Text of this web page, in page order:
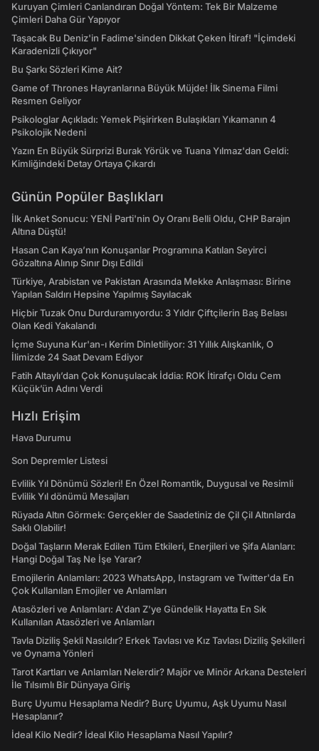
Kuruyan Çimleri Canlandıran Doğal Yöntem: Tek Bir Malzeme
Çimleri Daha Gür Yapıyor
Taşacak Bu Deniz'in Fadime'sinden Dikkat Çeken İtiraf! "İçimdeki
Karadenizli Çıkıyor"
Bu Şarkı Sözleri Kime Ait?
Game of Thrones Hayranlarına Büyük Müjde! İlk Sinema Filmi
Resmen Geliyor
Psikologlar Açıkladı: Yemek Pişirirken Bulaşıkları Yıkamanın 4
Psikolojik Nedeni
Yazın En Büyük Sürprizi Burak Yörük ve Tuana Yılmaz'dan Geldi:
Kimliğindeki Detay Ortaya Çıkardı
Günün Popüler Başlıkları
İlk Anket Sonucu: YENİ Parti'nin Oy Oranı Belli Oldu, CHP Barajın
Altına Düştü!
Hasan Can Kaya’nın Konuşanlar Programına Katılan Seyirci
Gözaltına Alınıp Sınır Dışı Edildi
Türkiye, Arabistan ve Pakistan Arasında Mekke Anlaşması: Birine
Yapılan Saldırı Hepsine Yapılmış Sayılacak
Hiçbir Tuzak Onu Durduramıyordu: 3 Yıldır Çiftçilerin Baş Belası
Olan Kedi Yakalandı
İçme Suyuna Kur'an-ı Kerim Dinletiliyor: 31 Yıllık Alışkanlık, O
İlimizde 24 Saat Devam Ediyor
Fatih Altaylı’dan Çok Konuşulacak İddia: ROK İtirafçı Oldu Cem
Küçük’ün Adını Verdi
Hızlı Erişim
Hava Durumu
Son Depremler Listesi
Evlilik Yıl Dönümü Sözleri! En Özel Romantik, Duygusal ve Resimli
Evlilik Yıl dönümü Mesajları
Rüyada Altın Görmek: Gerçekler de Saadetiniz de Çil Çil Altınlarda
Saklı Olabilir!
Doğal Taşların Merak Edilen Tüm Etkileri, Enerjileri ve Şifa Alanları:
Hangi Doğal Taş Ne İşe Yarar?
Emojilerin Anlamları: 2023 WhatsApp, Instagram ve Twitter'da En
Çok Kullanılan Emojiler ve Anlamları
Atasözleri ve Anlamları: A'dan Z'ye Gündelik Hayatta En Sık
Kullanılan Atasözleri ve Anlamları
Tavla Diziliş Şekli Nasıldır? Erkek Tavlası ve Kız Tavlası Diziliş Şekilleri
ve Oynama Yönleri
Tarot Kartları ve Anlamları Nelerdir? Majör ve Minör Arkana Desteleri
İle Tılsımlı Bir Dünyaya Giriş
Burç Uyumu Hesaplama Nedir? Burç Uyumu, Aşk Uyumu Nasıl
Hesaplanır?
İdeal Kilo Nedir? İdeal Kilo Hesaplama Nasıl Yapılır?